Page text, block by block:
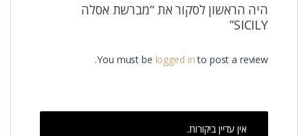
היה הראשון לסקור את “מברשת אסלה
SICILY”
You must be logged into post a review.
אין עדיין ביקורות.